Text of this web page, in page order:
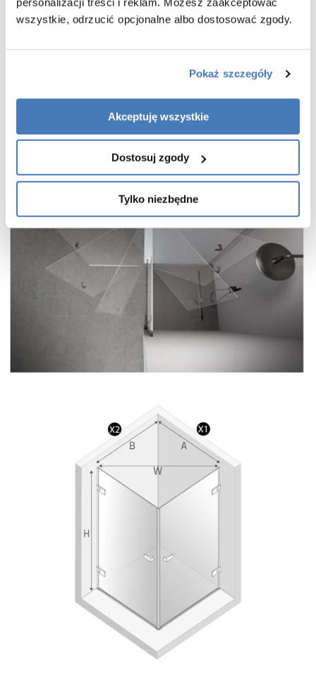
wszystkie, odrzucić opcjonalne albo dostosować zgody.
Pokaż szczegóły
Akceptuję wszystkie
Dostosuj zgody
Tylko niezbędne
cienkie, niemal niewidoczne profile w kolorze czarnego matu